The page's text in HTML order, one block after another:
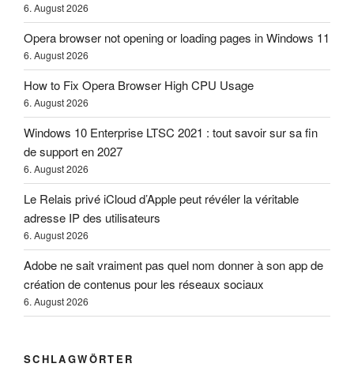
6. August 2026
Opera browser not opening or loading pages in Windows 11
6. August 2026
How to Fix Opera Browser High CPU Usage
6. August 2026
Windows 10 Enterprise LTSC 2021 : tout savoir sur sa fin
de support en 2027
6. August 2026
Le Relais privé iCloud d’Apple peut révéler la véritable
adresse IP des utilisateurs
6. August 2026
Adobe ne sait vraiment pas quel nom donner à son app de
création de contenus pour les réseaux sociaux
6. August 2026
SCHLAGWÖRTER